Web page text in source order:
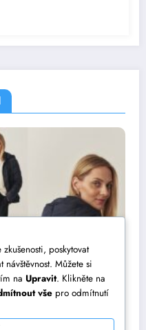
Vsaďte na
poskytovat
návštěvnost. Můžete si
na Upravit. Klikněte na
vše pro odmítnutí